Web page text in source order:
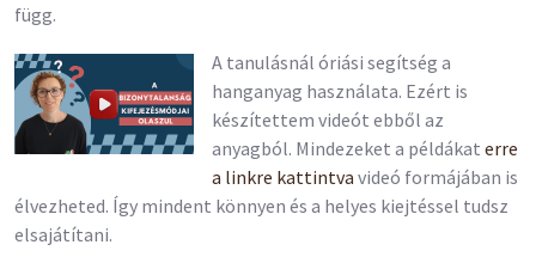
függ.
A tanulásnál óriási segítség a
hanganyag használata. Ezért is
készítettem videót ebből az
anyagból. Mindezeket a példákat erre
a linkre kattintva videó formájában is
élvezheted. Így mindent könnyen és a helyes kiejtéssel tudsz
elsajátítani.